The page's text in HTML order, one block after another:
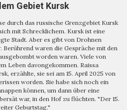
Gebiet Kursk
durch das russische Grenzgebiet Kursk
mit Schrecklichem. Kursk ist eine
Stadt. Aber es gibt von Drohnen
waren die Gespräche mit den
worden waren. Viele von
Leben davongekommen. Raissa
erzählte, sie sei am 15. April 2025 von
worden. Sie habe sich noch ein
können, um dann über eine
war, in den Hof zu flüchten. "Der 15.
Geburtstag."